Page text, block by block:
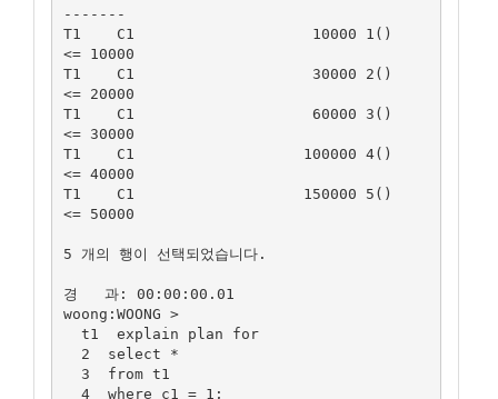
-------
T1    C1                    10000 1()
<= 10000
T1    C1                    30000 2()
<= 20000
T1    C1                    60000 3()
<= 30000
T1    C1                   100000 4()
<= 40000
T1    C1                   150000 5()
<= 50000
5 개의 행이 선택되었습니다.
경   과: 00:00:00.01
woong:WOONG >